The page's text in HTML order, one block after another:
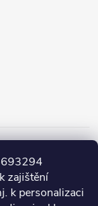
zajištění
k personalizaci